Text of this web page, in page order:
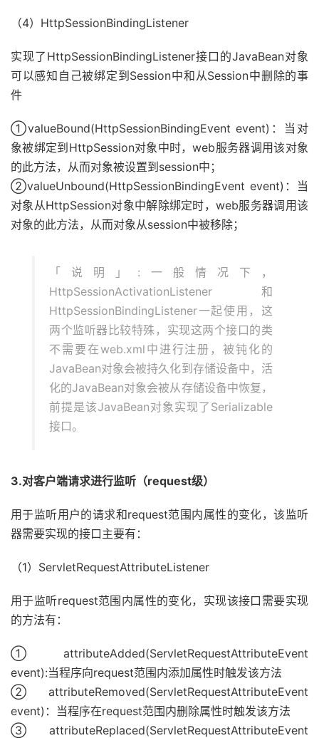
（4）HttpSessionBindingListener
实现了HttpSessionBindingListener接口的JavaBean对象
可以感知自己被绑定到Session中和从Session中删除的事
件
①valueBound(HttpSessionBindingEvent event)：当对
象被绑定到HttpSession对象中时，web服务器调用该对象
的此方法，从而对象被设置到session中；
②valueUnbound(HttpSessionBindingEvent event)：当
对象从HttpSession对象中解除绑定时，web服务器调用该
对象的此方法，从而对象从session中被移除；
「说明」:一般情况下，
HttpSessionActivationListener和
HttpSessionBindingListener一起使用，这
两个监听器比较特殊，实现这两个接口的类
不需要在web.xml中进行注册，被钝化的
JavaBean对象会被持久化到存储设备中，活
化的JavaBean对象会被从存储设备中恢复，
前提是该JavaBean对象实现了Serializable
接口。
3.对客户端请求进行监听（request级）
用于监听用户的请求和request范围内属性的变化，该监听
器需要实现的接口主要有：
（1）ServletRequestAttributeListener
用于监听request范围内属性的变化，实现该接口需要实现
的方法有：
①attributeAdded(ServletRequestAttributeEvent
event):当程序向request范围内添加属性时触发该方法
②attributeRemoved(ServletRequestAttributeEvent
event)：当程序在request范围内删除属性时触发该方法
③attributeReplaced(ServletRequestAttributeEvent